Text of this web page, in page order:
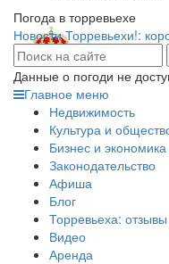
Погода в торревьехе
Новости Торревьехи!:
Данные о погоди не
Главное меню
Недвижимость
Культура и
Бизнес и экономика
Законодательство
Афиша
Блог
Торревьеха: отзывы
Видео
Аренда